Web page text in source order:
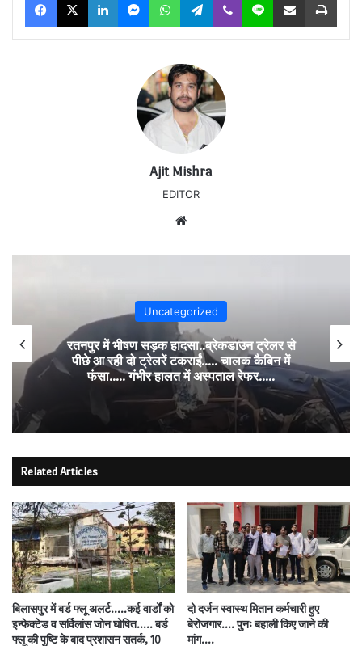
Ajit Mishra
EDITOR
Uncategorized
रतनपुर में भीषण सड़क हादसा..ब्रेकडाउन ट्रेलर से
पीछे आ रही दो ट्रेलरें टकराईं….. चालक कैबिन में
फंसा….. गंभीर हालत में अस्पताल रेफर…..
Related Articles
बिलासपुर में बर्ड फ्लू अलर्ट…..कई वार्डों को
इन्फेक्टेड व सर्विलांस जोन घोषित….. बर्ड
फ्लू की पुष्टि के बाद प्रशासन सतर्क, 10
दो दर्जन स्वास्थ मितान कर्मचारी हुए
बेरोजगार…. पुनः बहाली किए जाने की
मांग….